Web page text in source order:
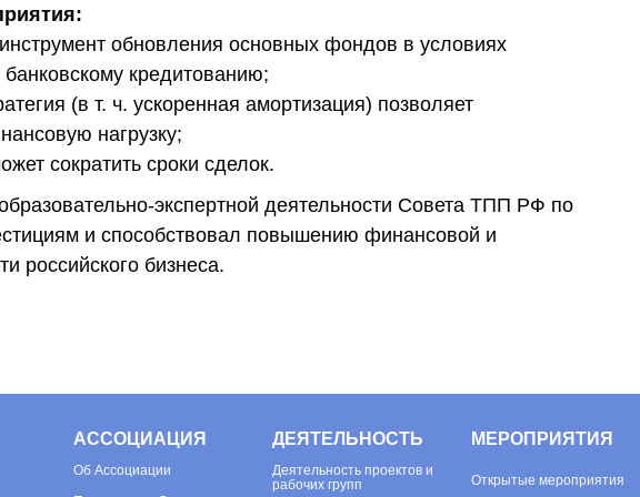
обновления основных фондов в условиях
банковскому кредитованию;
(в т. ч. ускоренная амортизация) позволяет
нагрузку;
сократить сроки сделок.
деятельности Совета ТПП РФ по
и способствовал повышению финансовой и
российского бизнеса.
АССОЦИАЦИЯ
Об Ассоциации
ДЕЯТЕЛЬНОСТЬ
Деятельность проектов и
рабочих групп
МЕРОПРИЯТИЯ
Открытые мероприятия